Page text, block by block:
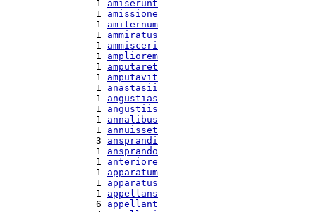
  1
amiserunt
  1
amissione
  1
amiternum
  1
ammiratus
  1
ammisceri
  1
ampliorem
  1
amputaret
  1
amputavit
  1
anastasii
  1
angustias
  1
angustiis
  1
annalibus
  1
annuisset
  3
ansprandi
  1
ansprando
  1
anteriore
  1
apparatum
  1
apparatus
  1
appellans
  6
appellant